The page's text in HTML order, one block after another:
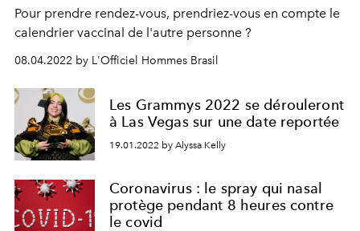
Pour prendre rendez-vous, prendriez-vous en compte le
calendrier vaccinal de l'autre personne ?
08.04.2022 by L'Officiel Hommes Brasil
Les Grammys 2022 se dérouleront
à Las Vegas sur une date reportée
19.01.2022 by Alyssa Kelly
Coronavirus : le spray qui nasal
protège pendant 8 heures contre
le covid